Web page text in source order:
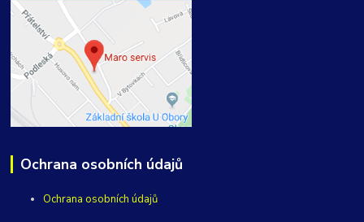
Ochrana osobních údajů
Ochrana osobních údajů